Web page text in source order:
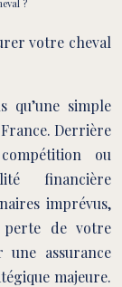
?
votre cheval
qu’une simple
Derrière
ou
financière
imprévus,
perte de votre
une assurance
majeure.